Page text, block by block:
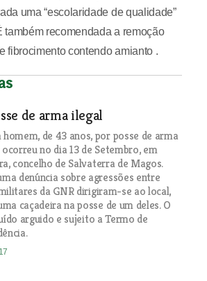
uma “escolaridade de qualidade”
também recomendada a remoção
fibrocimento contendo amianto .
de arma ilegal
de 43 anos, por posse de arma
no dia 13 de Setembro, em
concelho de Salvaterra de Magos.
denúncia sobre agressões entre
da GNR dirigiram-se ao local,
caçadeira na posse de um deles. O
arguido e sujeito a Termo de